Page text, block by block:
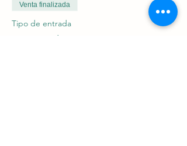
Durante la sesión no se realizará ningún
actividad física. Estaremos tumbados
durante toda la sesión.
Venta finalizada
Tipo de entrada
Yoga Nidra